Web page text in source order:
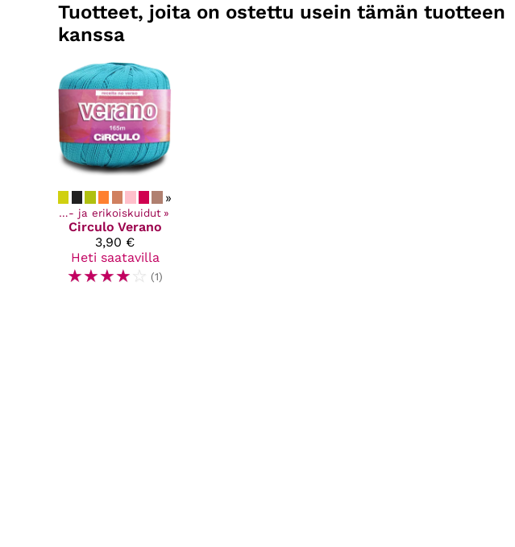
Tuotteet, joita on ostettu usein tämän tuotteen
kanssa
»
Teko - ja erikoiskuidut ‪»
Circulo Verano
3,90 €
Heti saatavilla
☆☆☆☆☆ (1)